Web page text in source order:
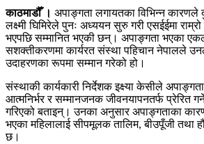
काठमाडौँ । अपाङ्गता लगायतका विभिन्न
लक्ष्मी घिमिरेले पुनः अध्ययन सुरु गरी एसईईमा राम्रो
भएपछि सम्मानित भएकी छन्। अपाङ्गता भएका
सशक्तीकरणमा कार्यरत संस्था पहिचान नेपालले
उदाहरणका रूपमा सम्मान गरेको हो।
संस्थाकी कार्यकारी निर्देशक इक्ष्या केसीले
आत्मनिर्भर र सम्मानजनक जीवनयापनतर्फ प्रेरित
गरिएको बताइन्। उनका अनुसार अपाङ्गताका
भएका महिलालाई सीपमूलक तालिम, बीउपूँजी तथा
छ।